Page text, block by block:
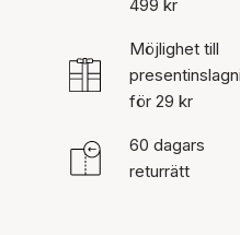
499 kr
Möjlighet till
för 29 kr
60 dagars
returrätt